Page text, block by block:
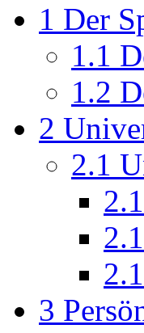
1 Der
1.1
1.2
2
2.1
3